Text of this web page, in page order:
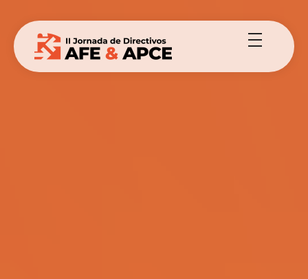
II Jornada de Directivos AFE & APCE